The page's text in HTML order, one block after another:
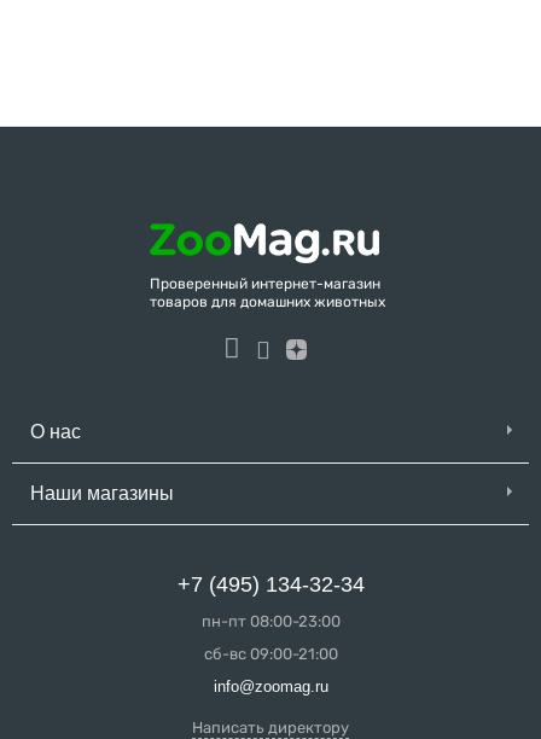
Проверенный интернет-магазин
товаров для домашних животных
О нас
Наши магазины
+7 (495) 134-32-34
пн-пт 08:00-23:00
сб-вс 09:00-21:00
info@zoomag.ru
Написать директору